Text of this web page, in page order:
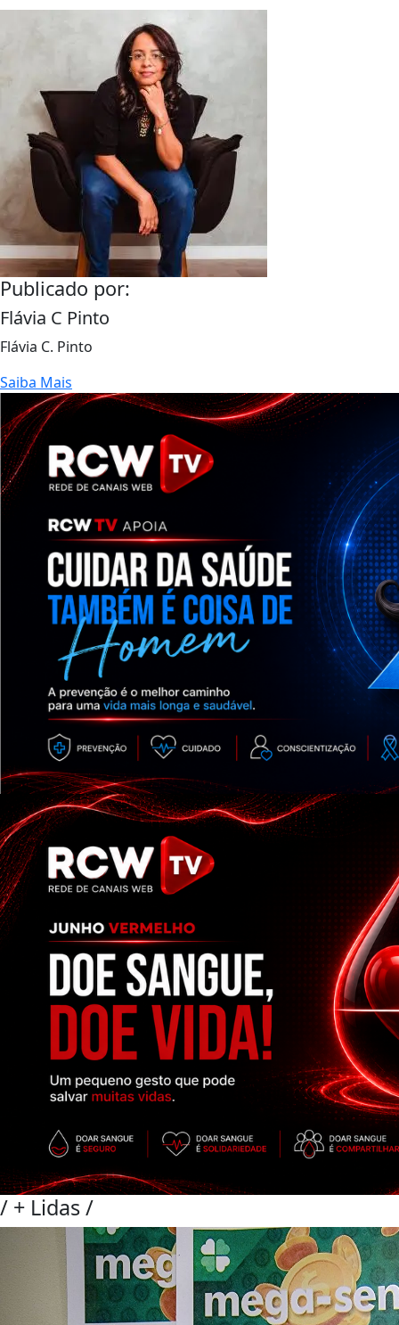
Publicado por:
Flávia C Pinto
Flávia C. Pinto
Saiba Mais
/ + Lidas/